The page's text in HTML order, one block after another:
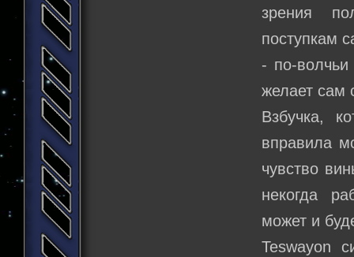
зрения
поступкам
- по-волчьи
желает сам
Взбучка,
вправила
чувство
некогда
может и
Teswayon